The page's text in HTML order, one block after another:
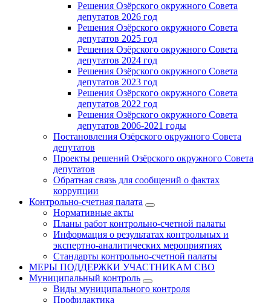
Решения Озёрского окружного Совета
депутатов 2026 год
Решения Озёрского окружного Совета
депутатов 2025 год
Решения Озёрского окружного Совета
депутатов 2024 год
Решения Озёрского окружного Совета
депутатов 2023 год
Решения Озёрского окружного Совета
депутатов 2022 год
Решения Озёрского окружного Совета
депутатов 2006-2021 годы
Постановления Озёрского окружного Совета
депутатов
Проекты решений Озёрского окружного Совета
депутатов
Обратная связь для сообщений о фактах
коррупции
Контрольно-счетная палата
Нормативные акты
Планы работ контрольно-счетной палаты
Информация о результатах контрольных и
экспертно-аналитических мероприятиях
Стандарты контрольно-счетной палаты
МЕРЫ ПОДДЕРЖКИ УЧАСТНИКАМ СВО
Муниципальный контроль
Виды муниципального контроля
Профилактика